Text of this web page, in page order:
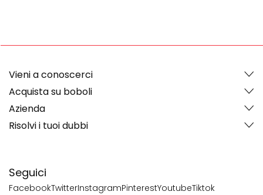
Seguici
FacebookTwitterInstagramPinterestYoutubeTiktok
Vieni a conoscerci
Acquista su boboli
Azienda
Risolvi i tuoi dubbi